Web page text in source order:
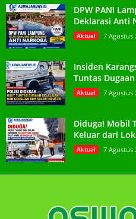
DPW PANI
Deklarasi Anti
Aktual 7 Agustus
Insiden
Tuntas
Aktual 7 Agustus
Diduga! Mobil
Keluar dari
Aktual 7 Agustus